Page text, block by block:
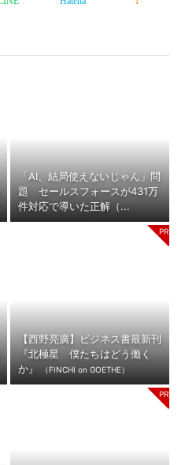
「AI、結局使えないじゃん」問
題 セールスフォースが431万
件対応で導いた正解（...
【西野亮廣】ビジネス書最新刊
『北極星 僕たちはどう働く
か』
（FINCHI on GOETHE）